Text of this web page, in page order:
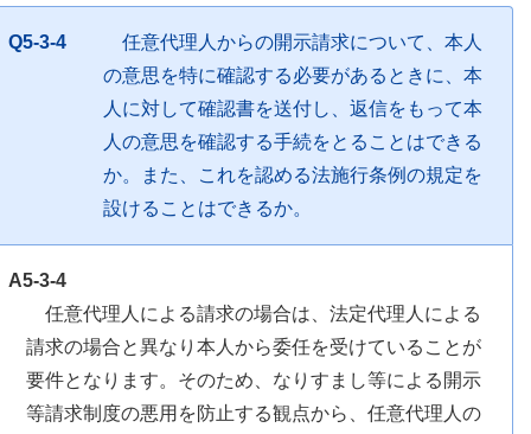
Q5-3-4
任意代理人からの開示請求について、本人
の意思を特に確認する必要があるときに、本
人に対して確認書を送付し、返信をもって本
人の意思を確認する手続をとることはできる
か。また、これを認める法施行条例の規定を
設けることはできるか。
A5-3-4
任意代理人による請求の場合は、法定代理人による
請求の場合と異なり本人から委任を受けていることが
要件となります。そのため、なりすまし等による開示
等請求制度の悪用を防止する観点から、任意代理人の